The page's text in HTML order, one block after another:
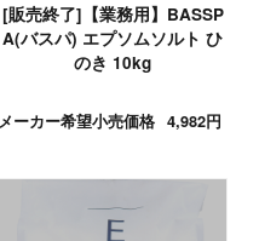
[販売終了]【業務用】BASSP
A(バスパ) エプソムソルト ひ
のき 10kg
メーカー希望小売価格 4,982円